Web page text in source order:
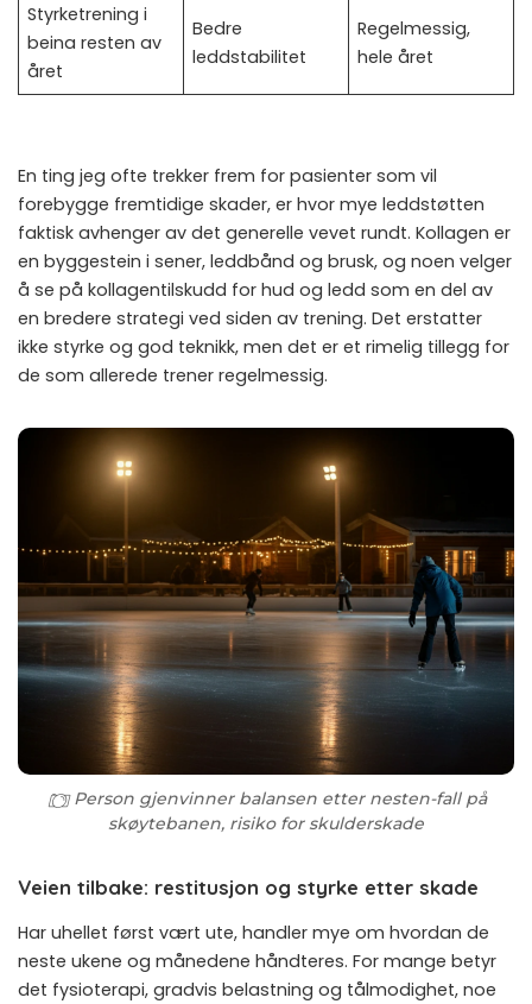
Styrketrening i
beina resten av
året
Bedre
leddstabilitet
Regelmessig,
hele året
En ting jeg ofte trekker frem for pasienter som vil
forebygge fremtidige skader, er hvor mye leddstøtten
faktisk avhenger av det generelle vevet rundt. Kollagen er
en byggestein i sener, leddbånd og brusk, og noen velger
å se på kollagentilskudd for hud og ledd som en del av
en bredere strategi ved siden av trening. Det erstatter
ikke styrke og god teknikk, men det er et rimelig tillegg for
de som allerede trener regelmessig.
Person gjenvinner balansen etter nesten-fall på
skøytebanen, risiko for skulderskade
Veien tilbake: restitusjon og styrke etter skade
Har uhellet først vært ute, handler mye om hvordan de
neste ukene og månedene håndteres. For mange betyr
det fysioterapi, gradvis belastning og tålmodighet, noe